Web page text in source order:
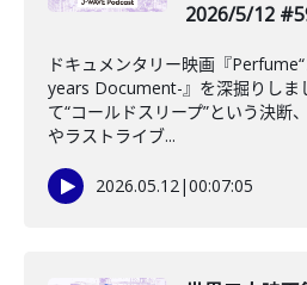
2026/5/12
ドキュメンタリー映画『
years Document-』を深掘りしま
て“コールドスリープ”という決断
やラストライブ...
2026.05.12|00:07:05